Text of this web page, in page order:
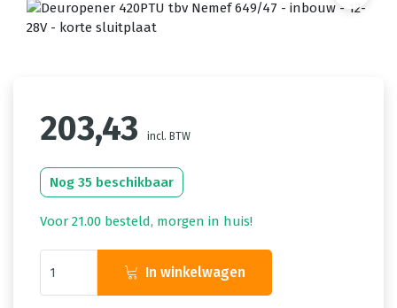
203,43 incl. BTW
Nog 35 beschikbaar
Voor 21.00 besteld, morgen in huis!
In winkelwagen